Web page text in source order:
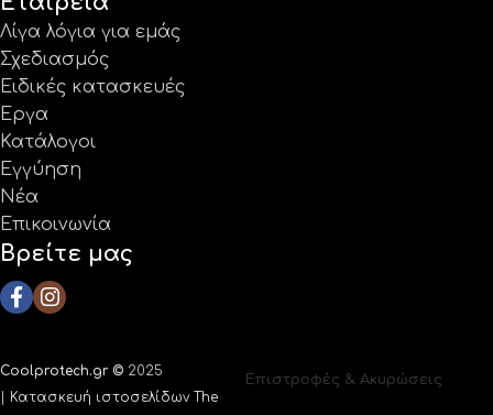
Λίγα λόγια για εμάς
Σχεδιασμός
Ειδικές κατασκευές
Έργα
Κατάλογοι
Εγγύηση
Νέα
Επικοινωνία
Βρείτε μας
Coolprotech.gr © 2025
Κατασκευή ιστοσελίδων The
Επιστροφές & Ακυρώσεις